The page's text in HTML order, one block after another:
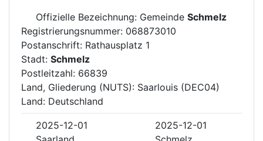
Offizielle Bezeichnung: Gemeinde Schmelz
Registrierungsnummer: 068873010
Postanschrift: Rathausplatz 1
Stadt: Schmelz
Postleitzahl: 66839
Land, Gliederung (NUTS): Saarlouis (DEC04)
Land: Deutschland
2025-12-01
2025-12-01